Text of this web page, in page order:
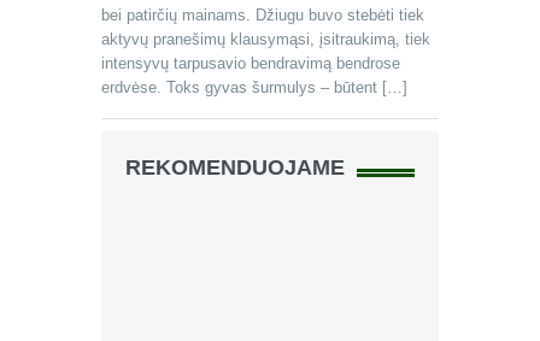
bei patirčių mainams. Džiugu buvo stebėti tiek
aktyvų pranešimų klausymąsi, įsitraukimą, tiek
intensyvų tarpusavio bendravimą bendrose
erdvėse. Toks gyvas šurmulys – būtent […]
REKOMENDUOJAME